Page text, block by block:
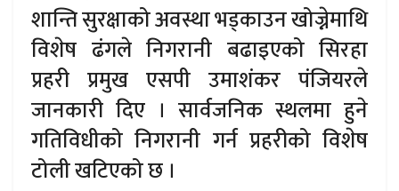
शान्ति सुरक्षाको अवस्था भड्काउन खोज्नेमाथि
विशेष ढंगले निगरानी बढाइएको सिरहा
प्रहरी प्रमुख एसपी उमाशंकर पंजियरले
जानकारी दिए । सार्वजनिक स्थलमा हुने
गतिविधीको निगरानी गर्न प्रहरीको विशेष
टोली खटिएको छ ।